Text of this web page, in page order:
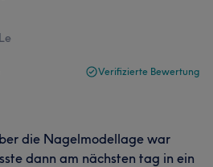
Verifizierte Bewertung
die Nagelmodellage war
dann am nächsten tag in ein